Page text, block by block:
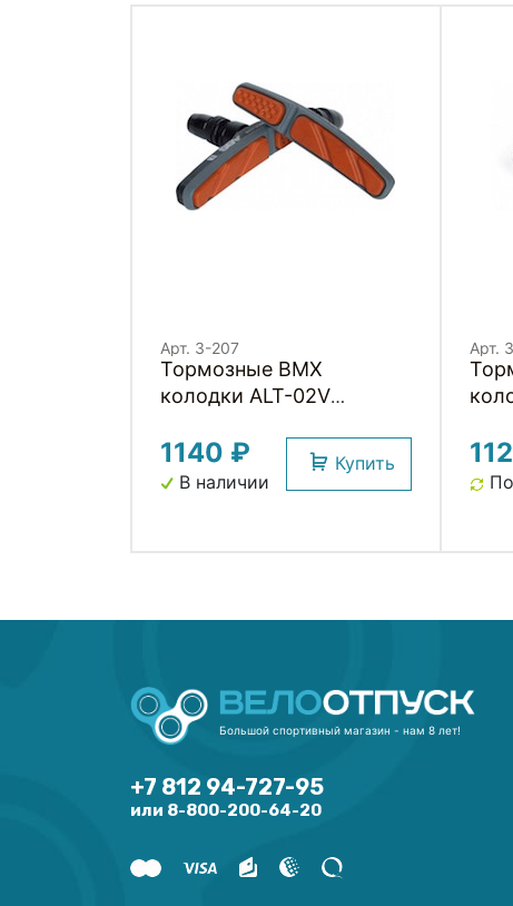
Арт. 3-207
Тормозные BMX
колодки ALT-02V
1140 ₽
В наличии
Купить
Арт.
Большой спортивный магазин - нам 8 лет!
+7 812 94-727-95
или 8-800-200-64-20